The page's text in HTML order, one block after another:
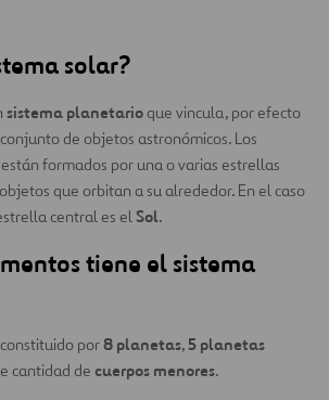
solar?
sistema planetarioque vincula, por efecto
de objetos astronómicos. Los
formados por una o varias estrellas
que orbitan a su alrededor. En el caso
central es elSol.
tiene el sistema
por8 planetas,5 planetas
cantidad de cuerpos menores.